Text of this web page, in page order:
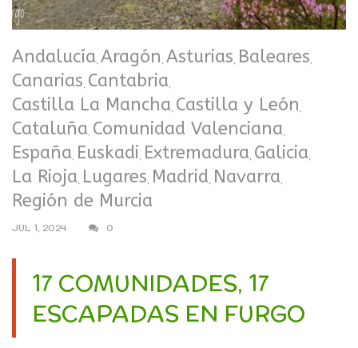
Andalucía, Aragón, Asturias, Baleares,
Canarias, Cantabria,
Castilla La Mancha, Castilla y León,
Cataluña, Comunidad Valenciana,
España, Euskadi, Extremadura, Galicia,
La Rioja, Lugares, Madrid, Navarra,
Región de Murcia
JUL 1, 2024 0
17 COMUNIDADES, 17
ESCAPADAS EN FURGO